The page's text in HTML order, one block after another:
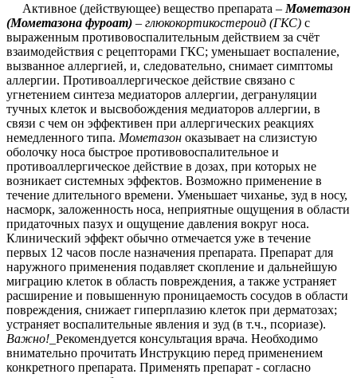
Активное (действующее) вещество препарата – Мометазон
(Мометазона фуроат) – глюкокортикостероид (ГКС) с
выраженным противовоспалительным действием за счёт
взаимодействия с рецепторами ГКС; уменьшает воспаление,
вызванное аллергией, и, следовательно, снимает симптомы
аллергии. Противоаллергическое действие связано с
угнетением синтеза медиаторов аллергии, дегрануляции
тучных клеток и высвобождения медиаторов аллергии, в
связи с чем он эффективен при аллергических реакциях
немедленного типа. Мометазон оказывает на слизистую
оболочку носа быстрое противовоспалительное и
противоаллергическое действие в дозах, при которых не
возникает системных эффектов. Возможно применение в
течение длительного времени. Уменьшает чиханье, зуд в носу,
насморк, заложенность носа, неприятные ощущения в области
придаточных пазух и ощущение давления вокруг носа.
Клинический эффект обычно отмечается уже в течение
первых 12 часов после назначения препарата. Препарат для
наружного применения подавляет скопление и дальнейшую
миграцию клеток в область повреждения, а также устраняет
расширение и повышенную проницаемость сосудов в области
повреждения, снижает гиперплазию клеток при дерматозах;
устраняет воспалительные явления и зуд (в т.ч., псориазе).
Важно! _Рекомендуется консультация врача. Необходимо
внимательно прочитать Инструкцию перед применением
конкретного препарата. Применять препарат - согласно